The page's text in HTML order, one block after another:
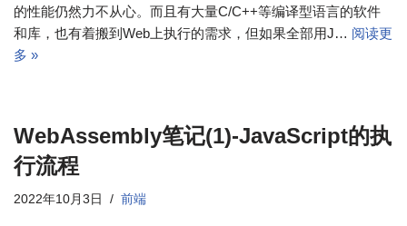
的性能仍然力不从心。而且有大量C/C++等编译型语言的软件
和库，也有着搬到Web上执行的需求，但如果全部用J… 阅读更
多 »
WebAssembly笔记(1)-JavaScript的执
行流程
2022年10月3日 前端